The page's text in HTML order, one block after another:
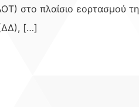
στο πλαίσιο εορτασμού
(ΔΔ), […]